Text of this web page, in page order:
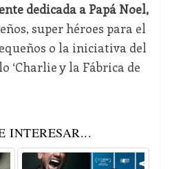
dedicada a Papá Noel,
super héroes para el
o la iniciativa del
‘Charlie y la Fábrica de
INTERESAR...